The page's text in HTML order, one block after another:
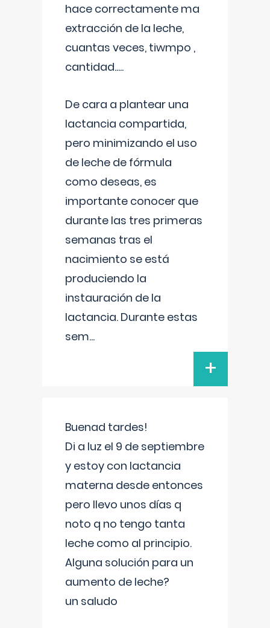
hace correctamente ma
extracción de la leche,
cuantas veces, tiwmpo ,
cantidad.....
De cara a plantear una
lactancia compartida,
pero minimizando el uso
de leche de fórmula
como deseas, es
importante conocer que
durante las tres primeras
semanas tras el
nacimiento se está
produciendo la
instauración de la
lactancia. Durante estas
sem...
+
Buenad tardes!
Di a luz el 9 de septiembre
y estoy con lactancia
materna desde entonces
pero llevo unos días q
noto q no tengo tanta
leche como al principio.
Alguna solución para un
aumento de leche?
un saludo